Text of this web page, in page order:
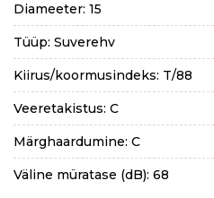
Diameeter: 15
Tüüp: Suverehv
Kiirus/koormusindeks: T/88
Veeretakistus: C
Märghaardumine: C
Väline müratase (dB): 68